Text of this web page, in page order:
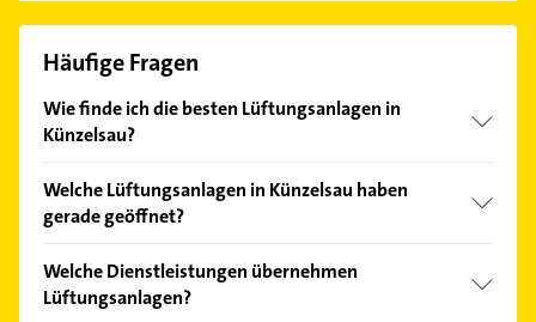
Häufige Fragen
Wie finde ich die besten Lüftungsanlagen in
Künzelsau?
Kundenmeinungen und profitieren Sie von den
Empfehlungen. Die Suchergebnisse können Sie sich
Welche Lüftungsanlagen in Künzelsau haben
gerade geöffnet?
Bitte beachten Sie, dass diese an Sonn- und
Feiertagen abweichen können.
Welche Dienstleistungen übernehmen
Lüftungsanlagen?